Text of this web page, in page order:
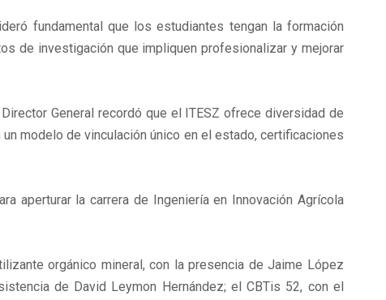
fundamental que los estudiantes tengan la formación
de investigación que impliquen profesionalizar y mejorar
General recordó que el ITESZ ofrece diversidad de
modelo de vinculación único en el estado, certificaciones
aperturar la carrera de Ingeniería en Innovación Agrícola
orgánico mineral, con la presencia de Jaime López
de David Leymon Hernández; el CBTis 52, con el